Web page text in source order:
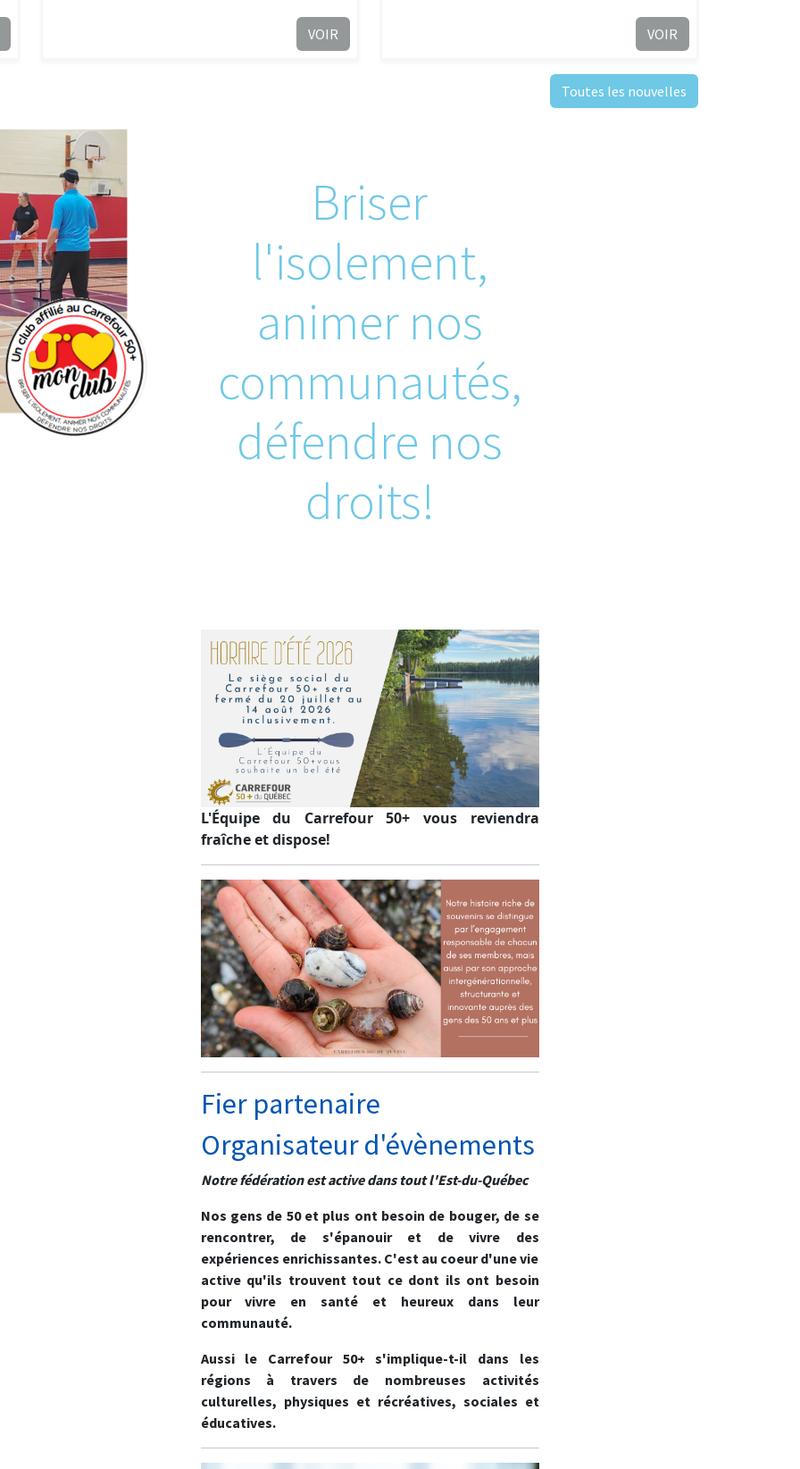
VOIR VOIR
Toutes les nouvelles
Briser
l'isolement,
animer nos
communautés,
défendre nos
droits!
L'Équipe du Carrefour 50+ vous reviendra
fraîche et dispose!
Fier partenaire
Organisateur d'évènements
Notre fédération est active dans tout l'Est-du-Québec
Nos gens de 50 et plus ont besoin de bouger, de se
rencontrer, de s'épanouir et de vivre des
expériences enrichissantes. C'est au coeur d'une vie
active qu'ils trouvent tout ce dont ils ont besoin
pour vivre en santé et heureux dans leur
communauté.
Aussi le Carrefour 50+ s'implique-t-il dans les
régions à travers de nombreuses activités
culturelles, physiques et récréatives, sociales et
éducatives.